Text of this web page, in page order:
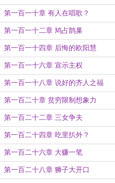
第一百一十章 有人在唱歌？
第一百一十二章 鸠占鹊巢
第一百一十四章 后悔的欧阳慧
第一百一十六章 宣示主权
第一百一十八章 说好的齐人之福
呢？
第一百二十章 贫穷限制想象力
第一百二十二章 三女争夫
第一百二十四章 吃里扒外？
第一百二十六章 大赚一笔
第一百二十八章 狮子大开口